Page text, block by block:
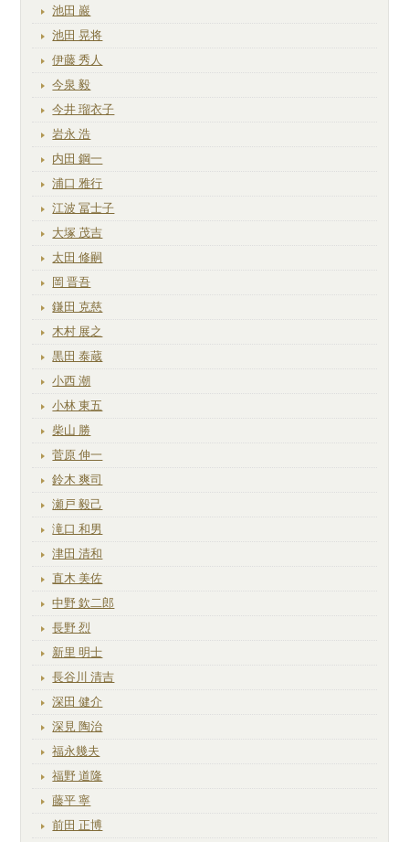
池田 巖
池田 晃将
伊藤 秀人
今泉 毅
今井 瑠衣子
岩永 浩
内田 鋼一
浦口 雅行
江波 冨士子
大塚 茂吉
太田 修嗣
岡 晋吾
鎌田 克慈
木村 展之
黒田 泰蔵
小西 潮
小林 東五
柴山 勝
菅原 伸一
鈴木 爽司
瀬戸 毅己
滝口 和男
津田 清和
直木 美佐
中野 欽二郎
長野 烈
新里 明士
長谷川 清吉
深田 健介
深見 陶治
福永幾夫
福野 道隆
藤平 寧
前田 正博